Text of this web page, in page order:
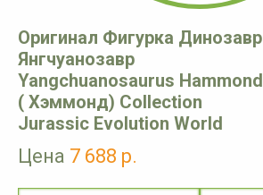
Оригинал Фигурка Динозавр
Янгчуанозавр
Yangchuanosaurus Hammond
( Хэммонд) Collection
Jurassic Evolution World
Цена 7 688 р.